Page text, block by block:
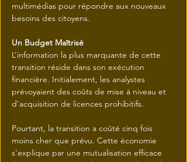
multimédias pour répondre aux nouveaux
besoins des citoyens.
Un Budget Maîtrisé
L’information la plus marquante de cette
transition réside dans son exécution
financière. Initialement, les analystes
prévoyaient des coûts de mise à niveau et
d'acquisition de licences prohibitifs.
Pourtant, la transition a coûté cinq fois
moins cher que prévu. Cette économie
s'explique par une mutualisation efficace